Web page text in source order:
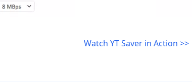
Watch YT Saver in Action >>